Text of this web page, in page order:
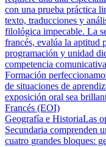
con una prueba práctica
texto, traducciones y
filológica impecable. La
francés, evalúa la aptitud
programación y unidad
competencia
Formación
de situaciones de
exposición oral sea
Francés (EOI)
Geografía e HistoriaLas
Secundaria comprenden
cuatro grandes bloques: